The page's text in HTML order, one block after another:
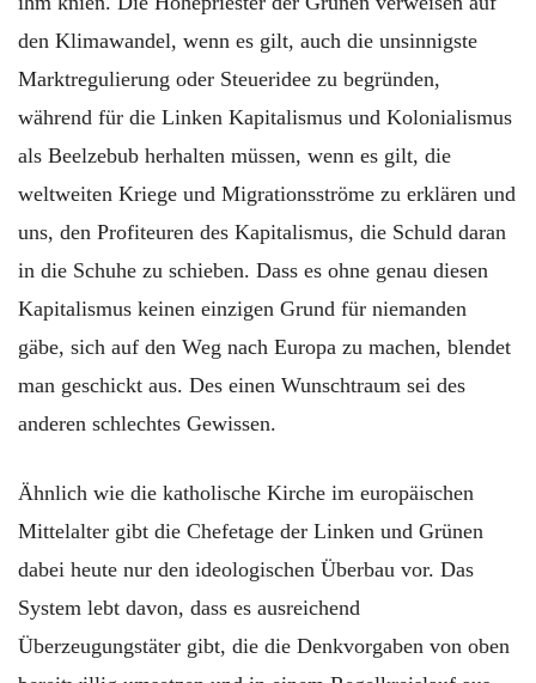
den Klimawandel, wenn es gilt, auch die unsinnigste
Marktregulierung oder Steueridee zu begründen,
während für die Linken Kapitalismus und Kolonialismus
als Beelzebub herhalten müssen, wenn es gilt, die
weltweiten Kriege und Migrationsströme zu erklären und
uns, den Profiteuren des Kapitalismus, die Schuld daran
in die Schuhe zu schieben. Dass es ohne genau diesen
Kapitalismus keinen einzigen Grund für niemanden
gäbe, sich auf den Weg nach Europa zu machen, blendet
man geschickt aus. Des einen Wunschtraum sei des
anderen schlechtes Gewissen.
Ähnlich wie die katholische Kirche im europäischen
Mittelalter gibt die Chefetage der Linken und Grünen
dabei heute nur den ideologischen Überbau vor. Das
System lebt davon, dass es ausreichend
Überzeugungstäter gibt, die die Denkvorgaben von oben